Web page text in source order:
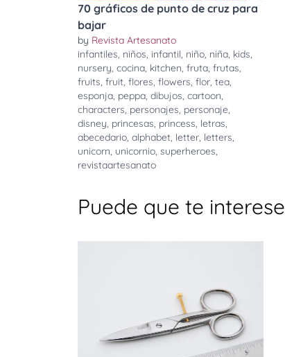
70 gráficos de punto de cruz para
bajar
by Revista Artesanato
infantiles, niños, infantil, niño, niña, kids,
nursery, cocina, kitchen, fruta, frutas,
fruits, fruit, flores, flowers, flor, tea,
esponja, peppa, dibujos, cartoon,
characters, personajes, personaje,
disney, princesas, princess, letras,
abecedario, alphabet, letter, letters,
unicorn, unicornio, superheroes,
revistaartesanato
Puede que te interese